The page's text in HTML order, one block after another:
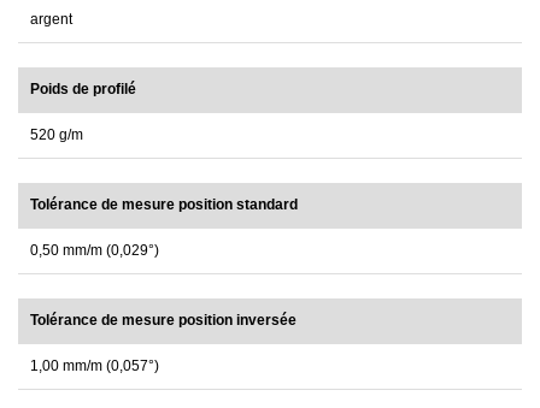
argent
Poids de profilé
520 g/m
Tolérance de mesure position standard
0,50 mm/m (0,029°)
Tolérance de mesure position inversée
1,00 mm/m (0,057°)